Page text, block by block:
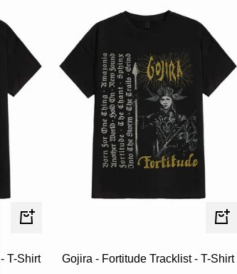
Schnellansicht
T-Shirt
Gojira - Fortitude Tracklist - T-Shirt